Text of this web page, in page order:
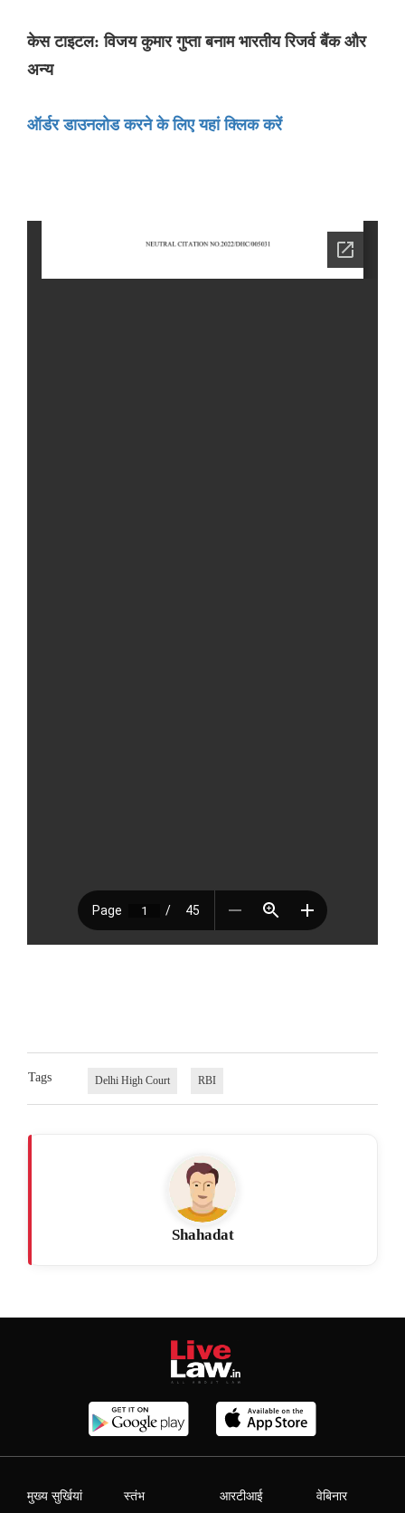
केस टाइटल: विजय कुमार गुप्ता बनाम भारतीय रिजर्व बैंक और
अन्य
ऑर्डर डाउनलोड करने के लिए यहां क्लिक करें
Tags Delhi High Court RBI
Shahadat
मुख्य सुर्खियां स्तंभ आरटीआई वेबिनार